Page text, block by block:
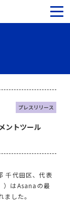
ト
プレスリリース
ントツール
千代田区、代表
）はAsanaの最
した。